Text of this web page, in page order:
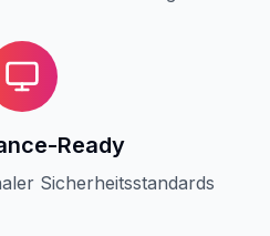
Ready
Sicherheitsstandards